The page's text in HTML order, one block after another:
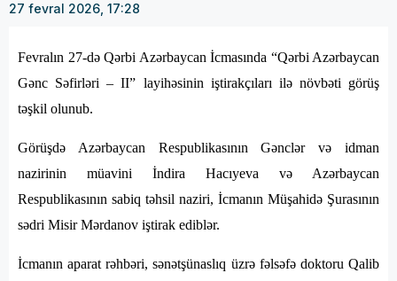
27 fevral 2026, 17:28
Fevralın 27-də Qərbi Azərbaycan İcmasında “Qərbi Azərbaycan
Gənc Səfirləri – II” layihəsinin iştirakçıları ilə növbəti görüş
təşkil olunub.
Görüşdə Azərbaycan Respublikasının Gənclər və idman
nazirinin müavini İndira Hacıyeva və Azərbaycan
Respublikasının sabiq təhsil naziri, İcmanın Müşahidə Şurasının
sədri Misir Mərdanov iştirak ediblər.
İcmanın aparat rəhbəri, sənətşünaslıq üzrə fəlsəfə doktoru Qalib